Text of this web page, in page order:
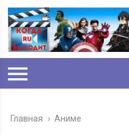
Главная › Аниме